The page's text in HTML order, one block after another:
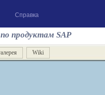
Справка
продуктам SAP
Wiki